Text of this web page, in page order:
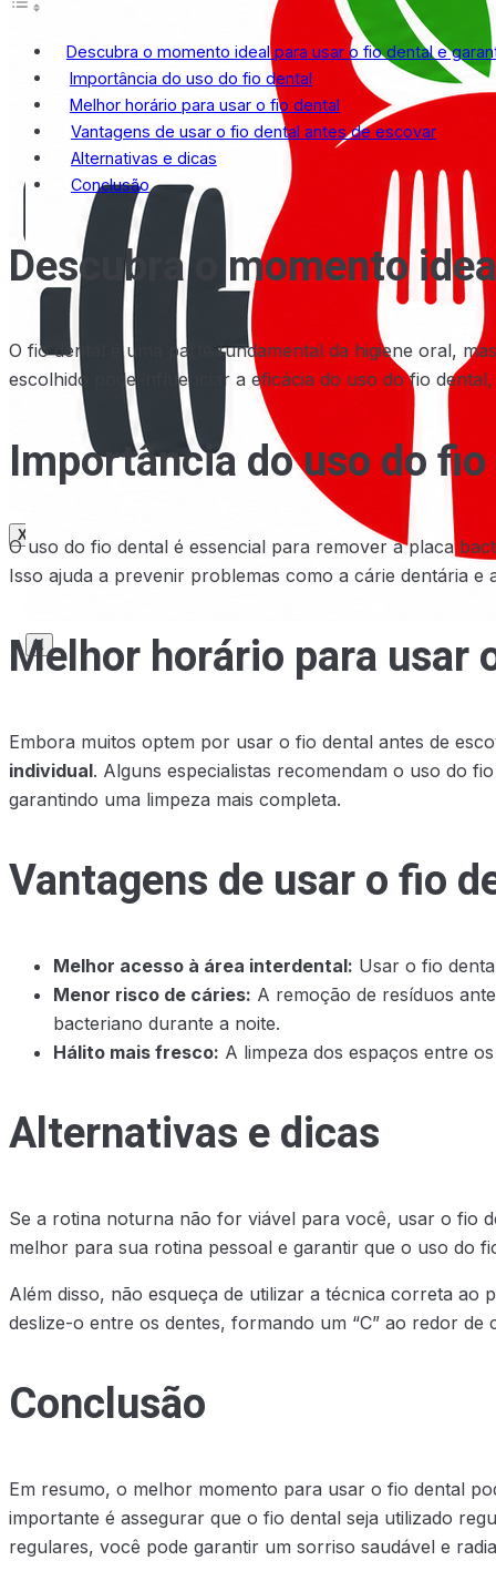
X
X
Descubra o momento ideal para usar o fio dental e
Importância do uso do fio dental
Melhor horário para usar o fio dental
Vantagens de usar o fio dental antes de escovar
Alternativas e dicas
Conclusão
Descubra o momento
O fio dental é uma parte fundamental da higiene oral,
escolhido pode influenciar a eficácia do uso do fio
Importância do uso do
O uso do fio dental é essencial para remover a placa
Isso ajuda a prevenir problemas como a cárie dentária
Melhor horário para usar
Embora muitos optem por usar o fio dental antes de
individual. Alguns especialistas recomendam o uso do
garantindo uma limpeza mais completa.
Vantagens de usar o fio
Melhor acesso à área interdental: Usar o fio
Menor risco de cáries: A remoção de resíduos
bacteriano durante a noite.
Hálito mais fresco: A limpeza dos espaços entre
Alternativas e dicas
Se a rotina noturna não for viável para você, usar o fio
melhor para sua rotina pessoal e garantir que o uso do
Além disso, não esqueça de utilizar a técnica correta ao
deslize-o entre os dentes, formando um “C” ao redor de
Conclusão
Em resumo, o melhor momento para usar o fio dental
importante é assegurar que o fio dental seja utilizado
regulares, você pode garantir um sorriso saudável e